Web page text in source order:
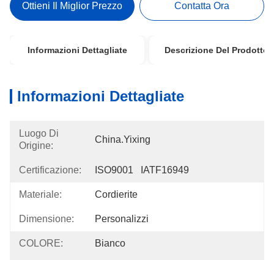
Ottieni Il Miglior Prezzo Contatta Ora
Informazioni Dettagliate Descrizione Del Prodotto
Informazioni Dettagliate
Luogo Di
Origine:
China.Yixing
Certificazione: ISO9001   IATF16949
Materiale: Cordierite
Dimensione: Personalizzi
COLORE: Bianco